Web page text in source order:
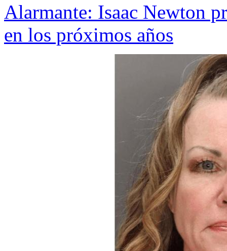
Alarmante: Isaac Newton
en los próximos años